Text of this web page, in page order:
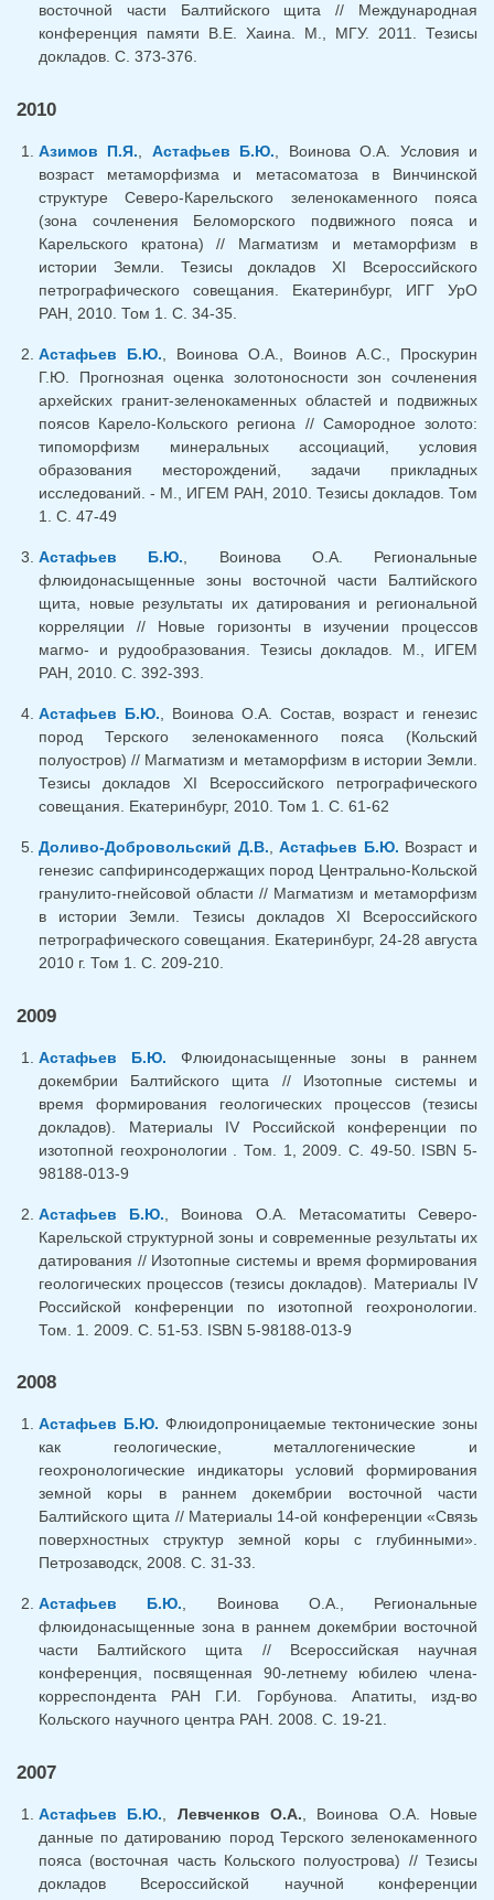
восточной части Балтийского щита // Международная
конференция памяти В.Е. Хаина. М., МГУ. 2011. Тезисы
докладов. С. 373-376.
2010
Азимов П.Я. Астафьев Б.Ю. , Воинова О.А. Условия и
возраст метаморфизма и метасоматоза в Винчинской
структуре Северо-Карельского зеленокаменного пояса
(зона сочленения Беломорского подвижного пояса и
Карельского кратона) // Магматизм и метаморфизм в
истории Земли. Тезисы докладов XI Всероссийского
петрографического совещания. Екатеринбург, ИГГ УрО
РАН, 2010. Том 1. С. 34-35.
Астафьев Б.Ю. , Воинова О.А., Воинов А.С., Проскурин
Г.Ю. Прогнозная оценка золотоносности зон сочленения
архейских гранит-зеленокаменных областей и подвижных
поясов Карело-Кольского региона // Самородное золото:
типоморфизм минеральных ассоциаций, условия
образования месторождений, задачи прикладных
исследований. - М., ИГЕМ РАН, 2010. Тезисы докладов. Том
1. С. 47-49
Астафьев Б.Ю. , Воинова О.А. Региональные
флюидонасыщенные зоны восточной части Балтийского
щита, новые результаты их датирования и региональной
корреляции // Новые горизонты в изучении процессов
магмо- и рудообразования. Тезисы докладов. М., ИГЕМ
РАН, 2010. С. 392-393.
Астафьев Б.Ю. , Воинова О.А. Состав, возраст и генезис
пород Терского зеленокаменного пояса (Кольский
полуостров) // Магматизм и метаморфизм в истории Земли.
Тезисы докладов XI Всероссийского петрографического
совещания. Екатеринбург, 2010. Том 1. С. 61-62
Доливо-Добровольский Д.В. ,Астафьев Б.Ю. Возраст и
генезис сапфиринсодержащих пород Центрально-Кольской
гранулито-гнейсовой области // Магматизм и метаморфизм
в истории Земли. Тезисы докладов XI Всероссийского
петрографического совещания. Екатеринбург, 24-28 августа
2010 г. Том 1. С. 209-210.
2009
Астафьев Б.Ю. Флюидонасыщенные зоны в раннем
докембрии Балтийского щита // Изотопные системы и
время формирования геологических процессов (тезисы
докладов). Материалы IV Российской конференции по
изотопной геохронологии . Том. 1, 2009. С. 49-50. ISBN 5-
98188-013-9
Астафьев Б.Ю. , Воинова О.А. Метасоматиты Северо-
Карельской структурной зоны и современные результаты их
датирования // Изотопные системы и время формирования
геологических процессов (тезисы докладов). Материалы IV
Российской конференции по изотопной геохронологии.
Том. 1. 2009. С. 51-53. ISBN 5-98188-013-9
2008
Астафьев Б.Ю. Флюидопроницаемые тектонические зоны
как геологические, металлогенические и
геохронологические индикаторы условий формирования
земной коры в раннем докембрии восточной части
Балтийского щита // Материалы 14-ой конференции «Связь
поверхностных структур земной коры с глубинными».
Петрозаводск, 2008. С. 31-33.
Астафьев Б.Ю., Воинова О.А., Региональные
флюидонасыщенные зона в раннем докембрии восточной
части Балтийского щита // Всероссийская научная
конференция, посвященная 90-летнему юбилею члена-
корреспондента РАН Г.И. Горбунова. Апатиты, изд-во
Кольского научного центра РАН. 2008. С. 19-21.
2007
Астафьев Б.Ю. Левченков О.А. , Воинова О.А. Новые
данные по датированию пород Терского зеленокаменного
пояса (восточная часть Кольского полуострова) // Тезисы
докладов Всероссийской научной конференции